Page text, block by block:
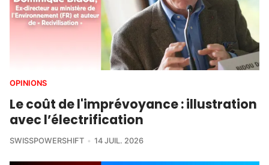
OPINIONS
Le coût de l'imprévoyance : illustration
avec l’électrification
SWISSPOWERSHIFT 14 JUIL. 2026